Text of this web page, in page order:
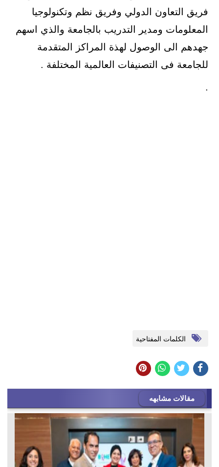
فريق التعاون الدولي وفريق نظم وتكنولوجيا
المعلومات ومدير التدريب بالجامعة والذي اسهم
جهدهم الى الوصول لهذة المراكز المتقدمة
للجامعة فى التصنيفات العالمية المختلفة .
.
الكلمات المفتاحية
مقالات مشابهه